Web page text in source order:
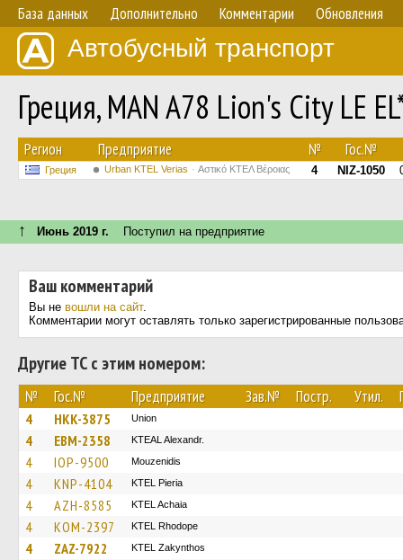
База данных Дополнительно Комментарии Обновления
Автобусный транспорт
Греция, MAN A78 Lion's City LE
Регион Предприятие № Гос.№
Греция Urban KTEL Verias Αστικό ΚΤΕΛ Βέροιας 4 NIZ-1050
↑ Июнь 2019 г. Поступил на предприятие
Ваш комментарий
Вы не вошли на сайт.
Комментарии могут оставлять только зарегистрированные
Другие ТС с этим номером:
№ Гос.№ Предприятие Зав.№ Постр. Утил.
4 HKK-3875 Union
4 EBM-2358 KTEAL Alexandr.
4 IOP-9500 Mouzenidis
4 KNP-4104 KTEL Pieria
4 AZH-8585 KTEL Achaia
4 KOM-2397 KTEL Rhodope
4 ZAZ-7922 KTEL Zakynthos